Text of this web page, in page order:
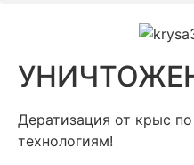
Дератизация от крыс
технологиям!